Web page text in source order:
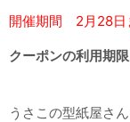
開催期間 2月28日
クーポンの利用期
うさこの型紙屋さ